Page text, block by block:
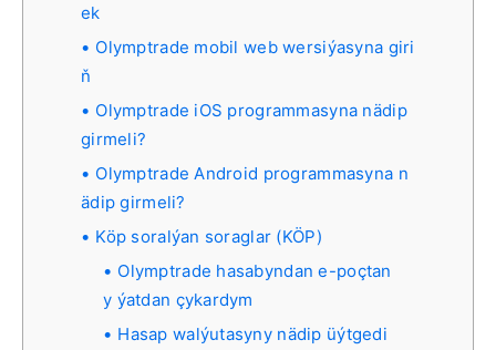
ek
Olymptrade mobil web wersiýasyna giri
ň
Olymptrade iOS programmasyna nädip
girmeli?
Olymptrade Android programmasyna n
ädip girmeli?
Köp soralýan soraglar (KÖP)
Olymptrade hasabyndan e-poçtan
y ýatdan çykardym
Hasap walýutasyny nädip üýtgedi